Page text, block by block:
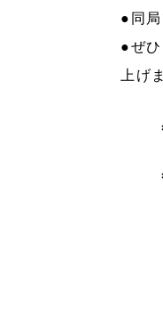
●同
●ぜ
上げ